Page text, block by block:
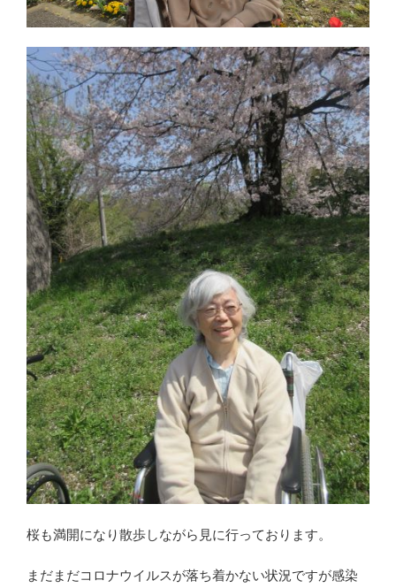
桜も満開になり散歩しながら見に行っております。
まだまだコロナウイルスが落ち着かない状況ですが感染